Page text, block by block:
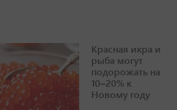
Красная икра и
рыба могут
подорожать на
10–20% к
Новому году